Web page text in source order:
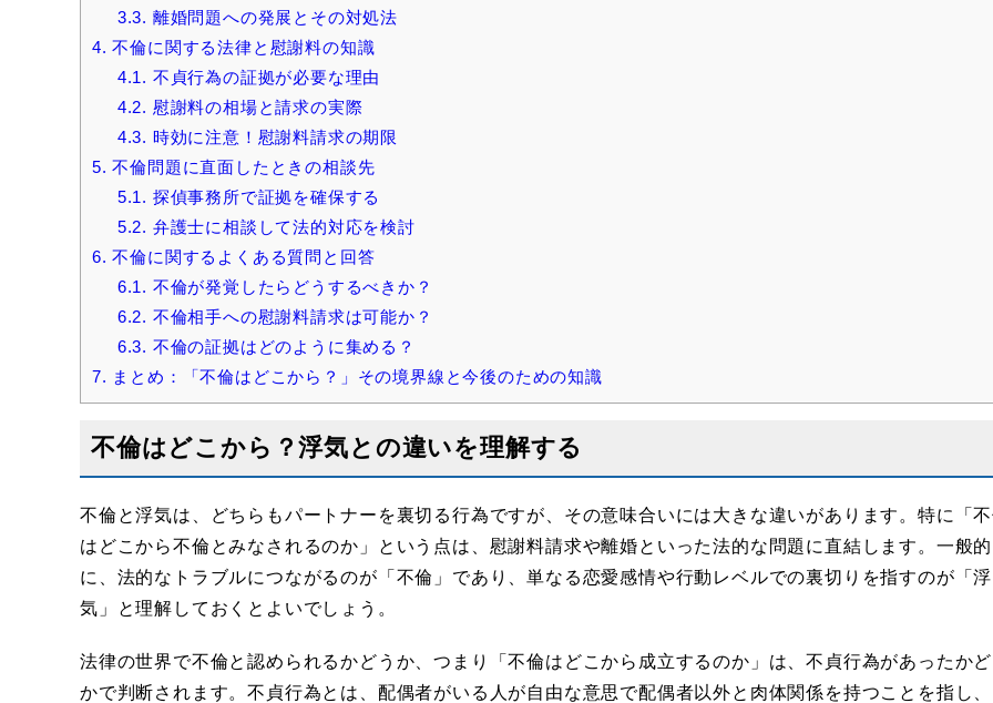
3.3. 離婚問題への発展とその対処法
4. 不倫に関する法律と慰謝料の知識
4.1. 不貞行為の証拠が必要な理由
4.2. 慰謝料の相場と請求の実際
4.3. 時効に注意！慰謝料請求の期限
5. 不倫問題に直面したときの相談先
5.1. 探偵事務所で証拠を確保する
5.2. 弁護士に相談して法的対応を検討
6. 不倫に関するよくある質問と回答
6.1. 不倫が発覚したらどうするべきか？
6.2. 不倫相手への慰謝料請求は可能か？
6.3. 不倫の証拠はどのように集める？
7. まとめ：「不倫はどこから？」その境界線と今後のための知識
不倫はどこから？浮気との違いを理解する
不倫と浮気は、どちらもパートナーを裏切る行為ですが、その意味合いには大きな違いがあります。特に「
はどこから不倫とみなされるのか」という点は、慰謝料請求や離婚といった法的な問題に直結します。一般的
に、法的なトラブルにつながるのが「不倫」であり、単なる恋愛感情や行動レベルでの裏切りを指すのが「浮
気」と理解しておくとよいでしょう。
法律の世界で不倫と認められるかどうか、つまり「不倫はどこから成立するのか」は、不貞行為があったか
かで判断されます。不貞行為とは、配偶者がいる人が自由な意思で配偶者以外と肉体関係を持つことを指し